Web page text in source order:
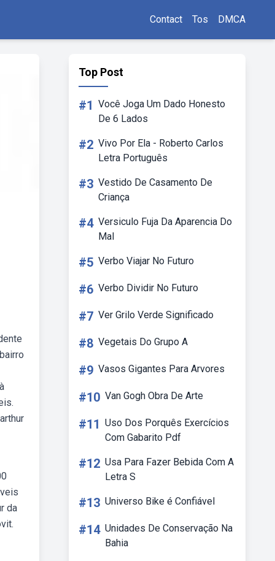
Contact Tos DMCA
da
Top Post
#1 Você Joga Um Dado Honesto
De 6 Lados
#2 Vivo Por Ela - Roberto Carlos
Letra Português
#3 Vestido De Casamento De
Criança
#4 Versiculo Fuja Da Aparencia Do
Mal
#5 Verbo Viajar No Futuro
#6 Verbo Dividir No Futuro
#7 Ver Grilo Verde Significado
#8 Vegetais Do Grupo A
#9 Vasos Gigantes Para Arvores
#10 Van Gogh Obra De Arte
#11 Uso Dos Porquês Exercícios
Com Gabarito Pdf
#12 Usa Para Fazer Bebida Com A
Letra S
#13 Universo Bike é Confiável
#14 Unidades De Conservação Na
Bahia